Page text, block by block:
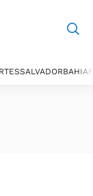
SALVADORBAHIA